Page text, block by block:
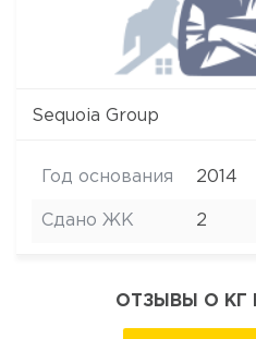
Sequoia Group
Год основания 2014
Сдано ЖК 2
ОТЗЫВЫ О КГ